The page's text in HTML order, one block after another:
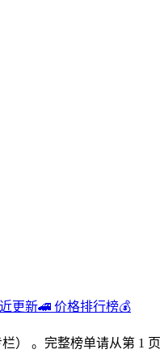
更新🚄 价格排行榜💰
） 。完整榜单请从第 1 页